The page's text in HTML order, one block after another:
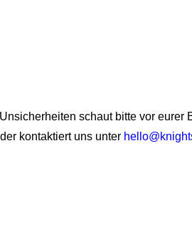
schaut bitte vor
kontaktiert uns unter